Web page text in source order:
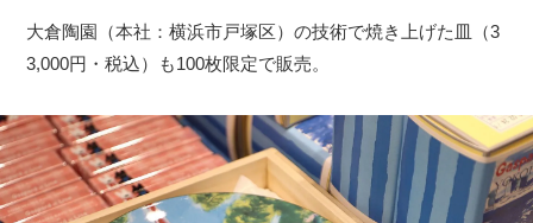
大倉陶園（本社：横浜市戸塚区）の技術で焼き上げた皿（3
3,000円・税込）も100枚限定で販売。